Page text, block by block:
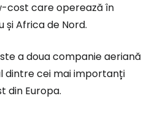
cost care operează în
și Africa de Nord.
a doua companie aeriană
dintre cei mai importanți
din Europa.